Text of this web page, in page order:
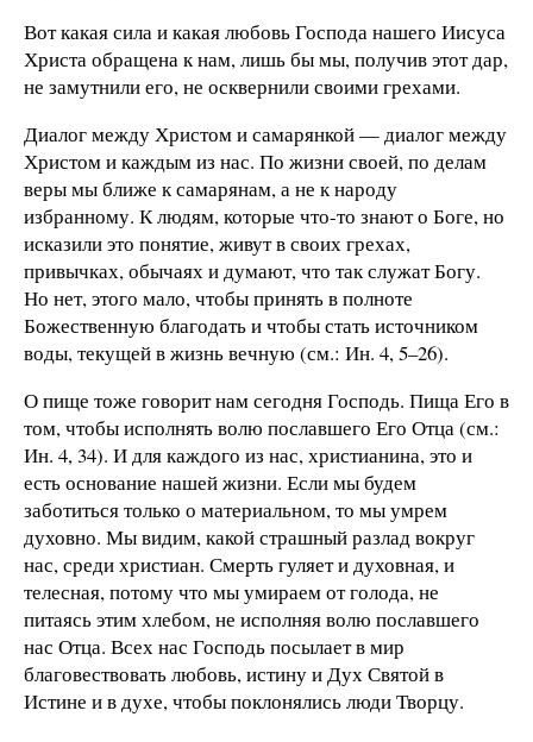
Вот какая сила и какая любовь Господа нашего Иисуса
Христа обращена к нам, лишь бы мы, получив этот дар,
не замутнили его, не осквернили своими грехами.
Диалог между Христом и самарянкой — диалог между
Христом и каждым из нас. По жизни своей, по делам
веры мы ближе к самарянам, а не к народу
избранному. К людям, которые что-то знают о Боге, но
исказили это понятие, живут в своих грехах,
привычках, обычаях и думают, что так служат Богу.
Но нет, этого мало, чтобы принять в полноте
Божественную благодать и чтобы стать источником
воды, текущей в жизнь вечную (см.: Ин. 4, 5–26).
О пище тоже говорит нам сегодня Господь. Пища Его в
том, чтобы исполнять волю пославшего Его Отца (см.:
Ин. 4, 34). И для каждого из нас, христианина, это и
есть основание нашей жизни. Если мы будем
заботиться только о материальном, то мы умрем
духовно. Мы видим, какой страшный разлад вокруг
нас, среди христиан. Смерть гуляет и духовная, и
телесная, потому что мы умираем от голода, не
питаясь этим хлебом, не исполняя волю пославшего
нас Отца. Всех нас Господь посылает в мир
благовествовать любовь, истину и Дух Святой в
Истине и в духе, чтобы поклонялись люди Творцу.